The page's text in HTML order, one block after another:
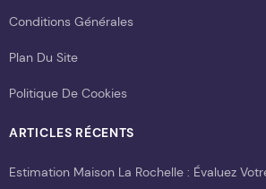
Conditions Générales
Plan Du Site
Politique De Cookies
ARTICLES RÉCENTS
Estimation Maison La Rochelle : Évaluez